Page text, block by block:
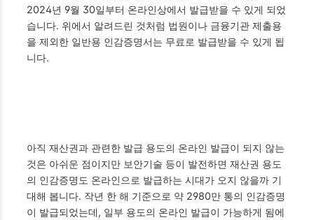
2024년 9월 30일부터 온라인상에서 발급받을 수 있게 되었
습니다. 위에서 알려드린 것처럼 법원이나 금융기관 제출용
을 제외한 일반용 인감증명서는 무료로 발급받을 수 있게 됩
니다.
아직 재산권과 관련한 발급 용도의 온라인 발급이 되지 않는
것은 아쉬운 점이지만 보안기술 등이 발전하면 재산권 용도
의 인감증명도 온라인으로 발급하는 시대가 오지 않을까 기
대해 봅니다. 작년 한 해 기준으로 약 2980만 통의 인감증명
이 발급되었는데, 일부 용도의 온라인 발급이 가능하게 됨에